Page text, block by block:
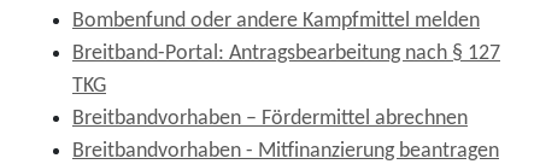
Bombenfund oder andere Kampfmittel melden
Breitband-Portal: Antragsbearbeitung nach § 127
TKG
Breitbandvorhaben – Fördermittel abrechnen
Breitbandvorhaben - Mitfinanzierung beantragen